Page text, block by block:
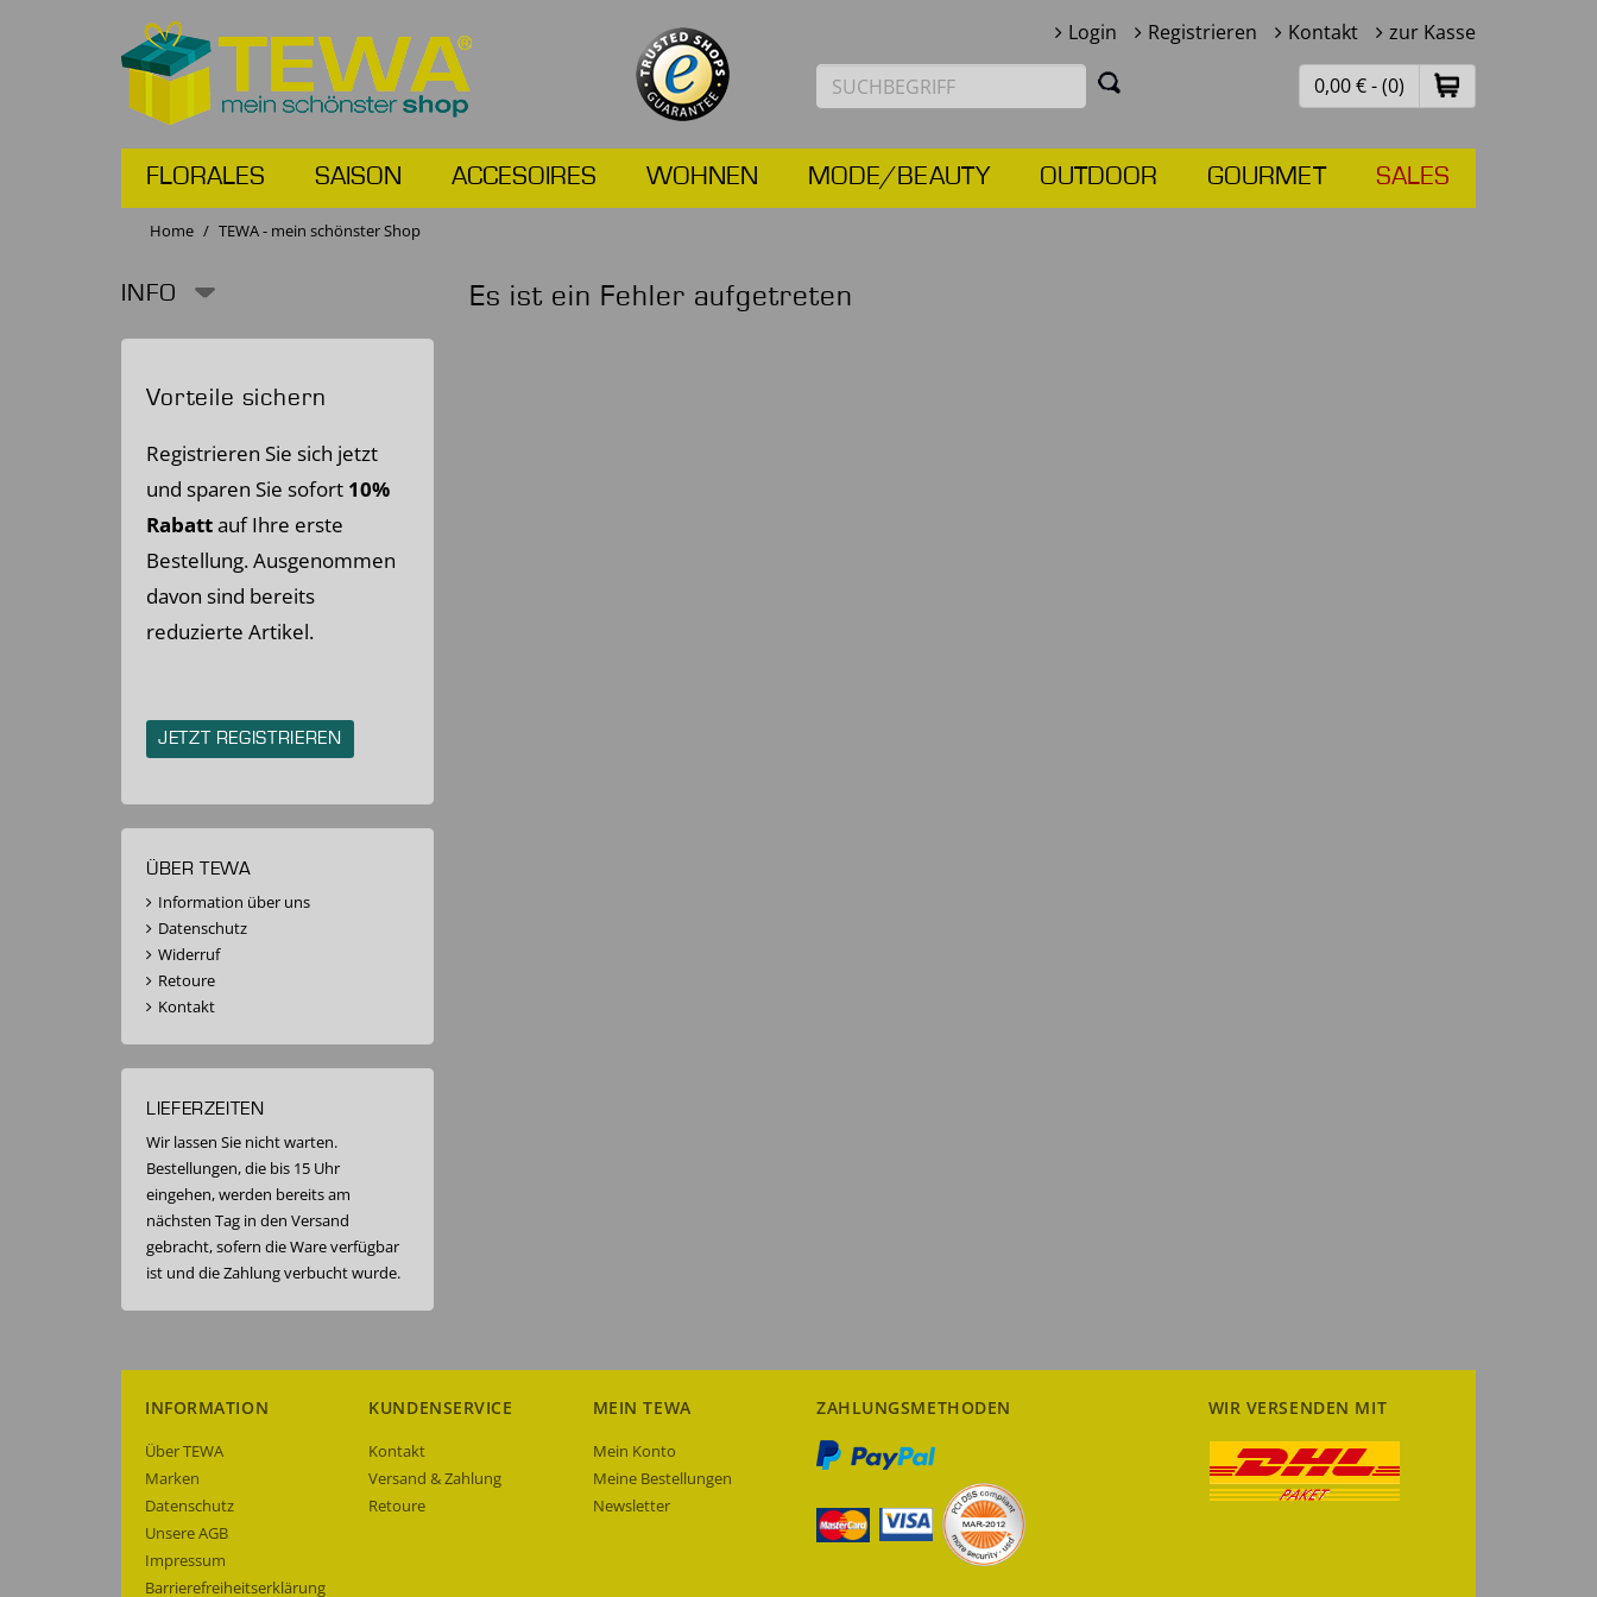
Login Registrieren Kontakt zur Kasse
0,00 € - (0)
FLORALES SAISON ACCESOIRES WOHNEN MODE/BEAUTY OUTDOOR GOURMET SALES
Home TEWA - mein schönster Shop
INFO
Vorteile sichern
Registrieren Sie sich jetzt
und sparen Sie sofort 10%
Rabattauf Ihre erste
Bestellung. Ausgenommen
davon sind bereits
reduzierte Artikel.
JETZT REGISTRIEREN
ÜBER TEWA
Information über uns
Datenschutz
Widerruf
Retoure
Kontakt
LIEFERZEITEN
Wir lassen Sie nicht warten.
Bestellungen, die bis 15 Uhr
eingehen, werden bereits am
nächsten Tag in den Versand
gebracht, sofern die Ware verfügbar
ist und die Zahlung verbucht wurde.
Es ist ein Fehler aufgetreten
INFORMATION
Über TEWA
Marken
Datenschutz
Unsere AGB
Impressum
Barrierefreiheitserklärung
KUNDENSERVICE
Kontakt
Versand & Zahlung
Retoure
MEIN TEWA
Mein Konto
Meine Bestellungen
Newsletter
ZAHLUNGSMETHODEN WIR VERSENDEN MIT